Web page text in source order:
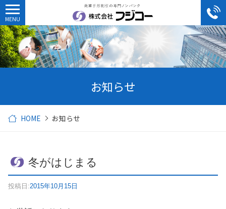
お知らせ
HOME お知らせ
冬がはじまる
投稿日:2015年10月15日